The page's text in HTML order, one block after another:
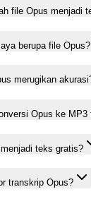
file Opus menjadi
berupa file Opus?
merugikan
Opus ke MP3
teks gratis?
transkrip Opus?